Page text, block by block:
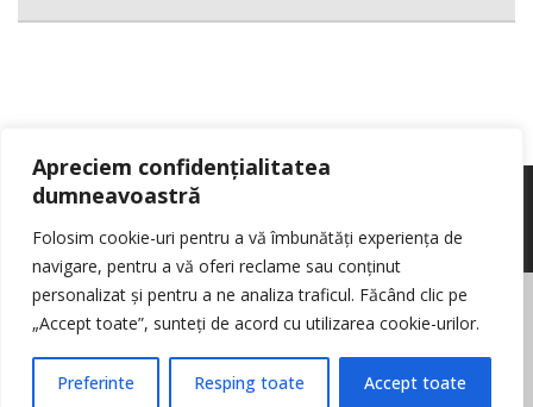
Apreciem confidențialitatea
dumneavoastră
Folosim cookie-uri pentru a vă îmbunătăți experiența de
navigare, pentru a vă oferi reclame sau conținut
personalizat și pentru a ne analiza traficul. Făcând clic pe
„Accept toate”, sunteți de acord cu utilizarea cookie-urilor.
Preferinte Resping toate Accept toate
© Reporter pur si simplu
Politica de cookie-
uri
Nota de informare cu privire la prelucrarea de date personale
Log in